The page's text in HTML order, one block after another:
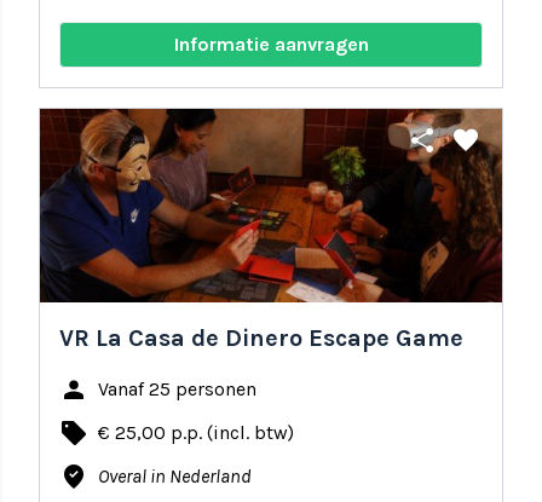
Informatie aanvragen
share favorite
VR La Casa de Dinero Escape Game
person Vanaf 25 personen
local_offer € 25,00 p.p. (incl. btw)
where_to_vote Overal in Nederland